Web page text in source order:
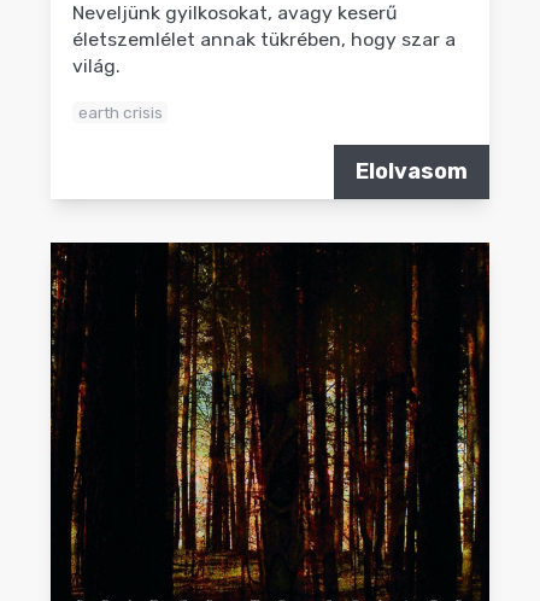
Neveljünk gyilkosokat, avagy keserű
életszemlélet annak tükrében, hogy szar a
világ.
earth crisis
Elolvasom